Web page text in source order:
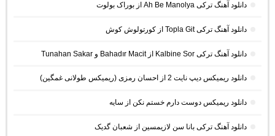
دانلود آهنگ ترکی Ah Be Manolya از بوراک بولوت
دانلود آهنگ ترکی Topla Git از کورتولوش کوش
دانلود آهنگ ترکی Kalbine Sor از Bahadır Macit و Tunahan Sakar
دانلود ریمیکس دیپ نایت 2 از احسان رمزی (ریمیکس طولانی غمگین)
دانلود ریمیکس دوست دارم خستم نکن از سایه
دانلود آهنگ ترکی بانا سن لازیمسین از شعبان گدیک